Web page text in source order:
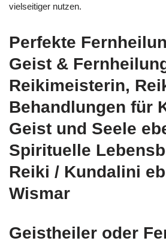
vielseitiger nutzen.
Perfekte
Geist &
Reikimeisterin,
Behandlungen für
Geist und Seele
Spirituelle
Reiki / Kundalini
Wismar
Geistheiler oder